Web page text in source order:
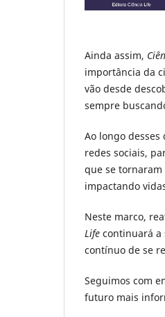
Ainda assim,
importância da
vão desde
sempre
Ao longo
redes sociais,
que se tornaram
impactando
Neste marco,
Life continuará a
contínuo de se
Seguimos com
futuro mais